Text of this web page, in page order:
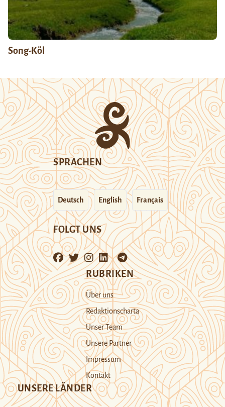
Song-Köl
SPRACHEN
Deutsch English Français
FOLGT UNS
RUBRIKEN
Über uns
Redaktionscharta
Unser Team
Unsere Partner
Impressum
Kontakt
UNSERE LÄNDER